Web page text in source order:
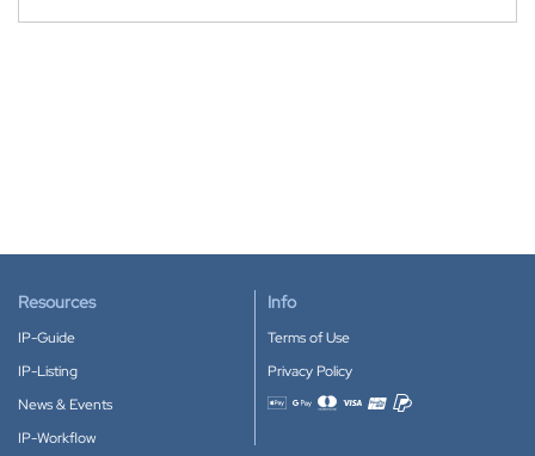
Resources
IP-Guide
IP-Listing
News & Events
IP-Workflow
Info
Terms of Use
Privacy Policy
Accepted payment methods